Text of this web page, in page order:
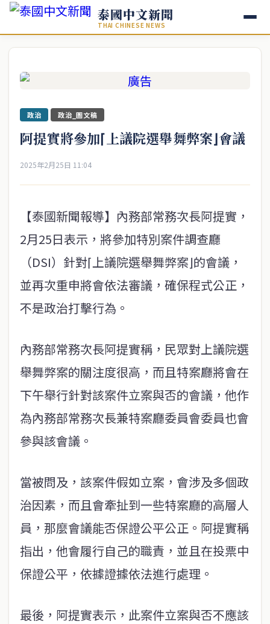
泰國中文新聞
THAI CHINESE NEWS
政治 政治_圖文稿
阿提實將參加⌈上議院選舉舞弊案⌋會議
2025年2月25日 11:04
【泰國新聞報導】內務部常務次長阿提實，
2月25日表示，將參加特別案件調查廳
（DSI）針對⌈上議院選舉舞弊案⌋的會議，
並再次重申將會依法審議，確保程式公正，
不是政治打擊行為。
內務部常務次長阿提實稱，民眾對上議院選
舉舞弊案的關注度很高，而且特案廳將會在
下午舉行針對該案件立案與否的會議，他作
為內務部常務次長兼特案廳委員會委員也會
參與該會議。
當被問及，該案件假如立案，會涉及多個政
治因素，而且會牽扯到一些特案廳的高層人
員，那麼會議能否保證公平公正。阿提實稱
指出，他會履行自己的職責，並且在投票中
保證公平，依據證據依法進行處理。
最後，阿提實表示，此案件立案與否不應該